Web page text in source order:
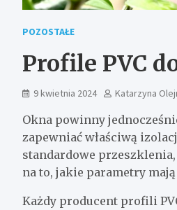
POZOSTAŁE
Profile PVC
9 kwietnia 2024 Katarzyna
Okna powinny
zapewniać właściwą
standardowe
na to, jakie parametry
Każdy producent profili